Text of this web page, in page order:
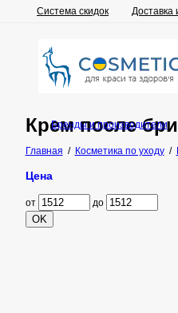
Система скидок Доставка
Крем после
Главная / Косметика по уходу/
Бренды и производители
Цена
от до
OK